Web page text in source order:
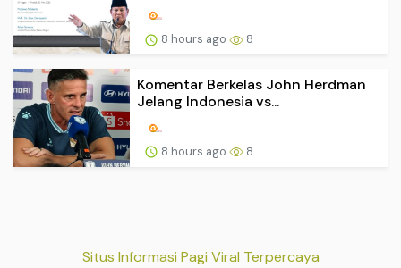
8 hours ago 8
Komentar Berkelas John Herdman
Jelang Indonesia vs...
8 hours ago 8
Situs Informasi Pagi Viral Terpercaya